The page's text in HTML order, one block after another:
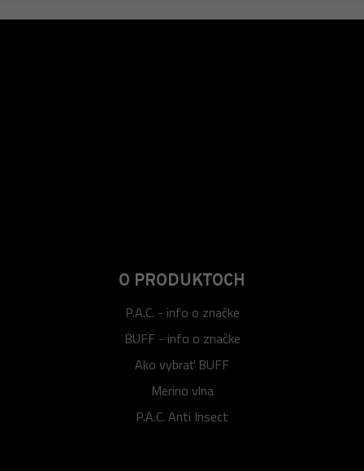
O PRODUKTOCH
P.A.C. - info o značke
BUFF - info o značke
Ako vybrať BUFF
Merino vlna
P.A.C. Anti Insect